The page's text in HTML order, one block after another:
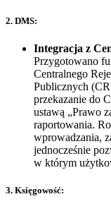
2. DMS:
Integracja z
Przygotowano
Centralnego
Publicznych
przekazanie do
ustawą „Prawo
raportowania.
wprowadzania,
jednocześnie
w którym
3. Księgowość: